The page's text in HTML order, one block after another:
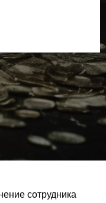
сотрудника